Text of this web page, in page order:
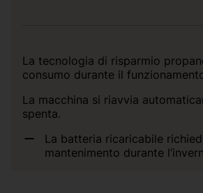
La tecnologia di risparmio
consumo durante il
La macchina si riavvia
spenta.
La batteria ricaricabile
mantenimento durante